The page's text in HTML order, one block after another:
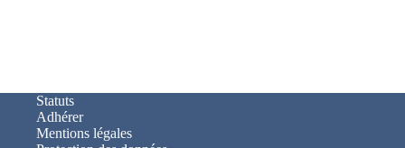
Statuts
Adhérer
Mentions légales